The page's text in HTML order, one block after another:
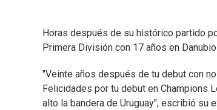
Horas después de su histórico partido
Primera División con 17 años en
"Veinte años después de tu debut con
Felicidades por tu debut en Champions
alto la bandera de Uruguay", escribió su